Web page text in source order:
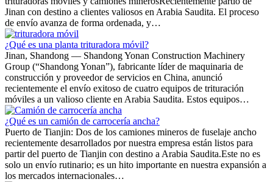
Jinan con destino a clientes valiosos en Arabia Saudita. El proceso
de envío avanza de forma ordenada, y…
¿Qué es una planta trituradora móvil?
Jinan, Shandong –– Shandong Yonan Construction Machinery
Group (“Shandong Yonan”), fabricante líder de maquinaria de
construcción y proveedor de servicios en China, anunció
recientemente el envío exitoso de cuatro equipos de trituración
móviles a un valioso cliente en Arabia Saudita. Estos equipos…
¿Qué es un camión de carrocería ancha?
Puerto de Tianjin: Dos de los camiones mineros de fuselaje ancho
recientemente desarrollados por nuestra empresa están listos para
partir del puerto de Tianjin con destino a Arabia Saudita.Este no es
solo un envío rutinario; es un hito importante en nuestra expansión a
los mercados internacionales…